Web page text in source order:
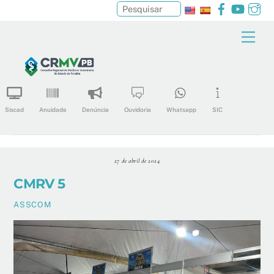
content
Facebook
Siscad Anuidade Denúncia Ouvidoria Whatsapp SIC
Pesquisar
27 de abril de 2024
CMRV 5
ASSCOM